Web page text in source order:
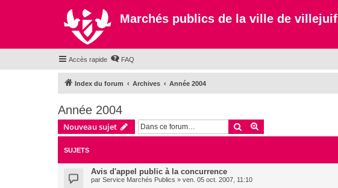
Marchés publics de la ville de villejuif
Accès rapide FAQ
Index du forum Archives Année 2004
Année 2004
Nouveau sujet Rechercher
SUJETS
Avis d'appel public à la concurrence
par Service Marchés Publics » ven. 05 oct. 2007, 11:10